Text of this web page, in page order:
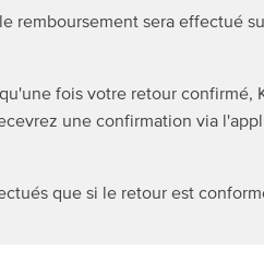
remboursement sera effectué
fois votre retour confirmé,
une confirmation via
que si le retour est